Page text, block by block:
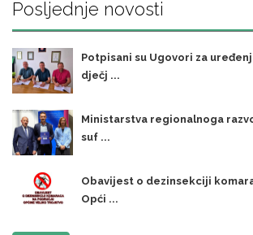
Posljednje novosti
Potpisani su Ugovori za
dječj ...
Ministarstva regionalnoga
suf ...
Obavijest o dezinsekciji
Opći ...